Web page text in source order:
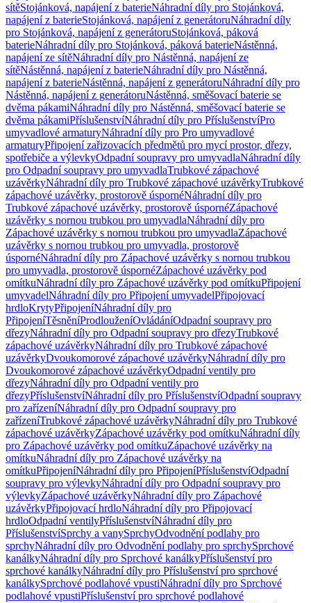
sítěStojánková, napájení z baterieNáhradní díly pro Stojánková,
napájení z baterieStojánková, napájení z generátoruNáhradní díly
pro Stojánková, napájení z generátoruStojánková, páková
baterieNáhradní díly pro Stojánková, páková baterieNástěnná,
napájení ze sítěNáhradní díly pro Nástěnná, napájení ze
sítěNástěnná, napájení z baterieNáhradní díly pro Nástěnná,
napájení z baterieNástěnná, napájení z generátoruNáhradní díly pro
Nástěnná, napájení z generátoruNástěnná, směšovací baterie se
dvěma pákamiNáhradní díly pro Nástěnná, směšovací baterie se
dvěma pákamiPříslušenstvíNáhradní díly pro PříslušenstvíPro
umyvadlové armaturyNáhradní díly pro Pro umyvadlové
armaturyPřipojení zařizovacích předmětů pro mycí prostor, dřezy,
spotřebiče a výlevkyOdpadní soupravy pro umyvadlaNáhradní díly
pro Odpadní soupravy pro umyvadlaTrubkové zápachové
uzávěrkyNáhradní díly pro Trubkové zápachové uzávěrkyTrubkové
zápachové uzávěrky, prostorově úspornéNáhradní díly pro
Trubkové zápachové uzávěrky, prostorově úspornéZápachové
uzávěrky s nornou trubkou pro umyvadlaNáhradní díly pro
Zápachové uzávěrky s nornou trubkou pro umyvadlaZápachové
uzávěrky s nornou trubkou pro umyvadla, prostorově
úspornéNáhradní díly pro Zápachové uzávěrky s nornou trubkou
pro umyvadla, prostorově úspornéZápachové uzávěrky pod
omítkuNáhradní díly pro Zápachové uzávěrky pod omítkuPřipojení
umyvadelNáhradní díly pro Připojení umyvadelPřipojovací
hrdloKrytyPřipojeníNáhradní díly pro
PřipojeníTěsněníProdlouženíOvládáníOdpadní soupravy pro
dřezyNáhradní díly pro Odpadní soupravy pro dřezyTrubkové
zápachové uzávěrkyNáhradní díly pro Trubkové zápachové
uzávěrkyDvoukomorové zápachové uzávěrkyNáhradní díly pro
Dvoukomorové zápachové uzávěrkyOdpadní ventily pro
dřezyNáhradní díly pro Odpadní ventily pro
dřezyPříslušenstvíNáhradní díly pro PříslušenstvíOdpadní soupravy
pro zařízeníNáhradní díly pro Odpadní soupravy pro
zařízeníTrubkové zápachové uzávěrkyNáhradní díly pro Trubkové
zápachové uzávěrkyZápachové uzávěrky pod omítkuNáhradní díly
pro Zápachové uzávěrky pod omítkuZápachové uzávěrky na
omítkuNáhradní díly pro Zápachové uzávěrky na
omítkuPřipojeníNáhradní díly pro PřipojeníPříslušenstvíOdpadní
soupravy pro výlevkyNáhradní díly pro Odpadní soupravy pro
výlevkyZápachové uzávěrkyNáhradní díly pro Zápachové
uzávěrkyPřipojovací hrdloNáhradní díly pro Připojovací
hrdloOdpadní ventilyPříslušenstvíNáhradní díly pro
PříslušenstvíSprchy a vanySprchyOdvodnění podlahy pro
sprchyNáhradní díly pro Odvodnění podlahy pro sprchySprchové
kanálkyNáhradní díly pro Sprchové kanálkyPříslušenství pro
sprchové kanálkyNáhradní díly pro Příslušenství pro sprchové
kanálkySprchové podlahové vpustiNáhradní díly pro Sprchové
podlahové vpustiPříslušenství pro sprchové podlahové